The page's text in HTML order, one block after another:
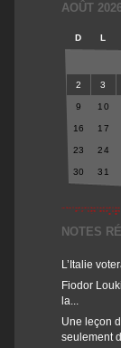
AOÛT
D L
2 3
9 10
16 17
23 24
30 31
NOTES
L’Italie
Fiodor
la...
Une leçon
seulement